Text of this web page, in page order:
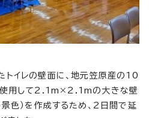
トイレの壁面に、地元笠原産の10
使用して2.1m×2.1mの大きな壁
色）を作成するため、2日間で延